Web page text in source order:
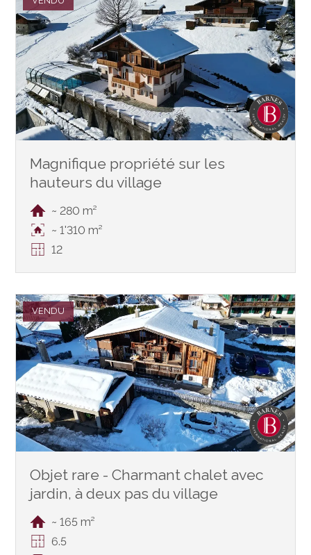
Magnifique propriété sur les
hauteurs du village
~ 280 m²
~ 1'310 m²
12
VENDU
Objet rare - Charmant chalet avec
jardin, à deux pas du village
~ 165 m²
6.5